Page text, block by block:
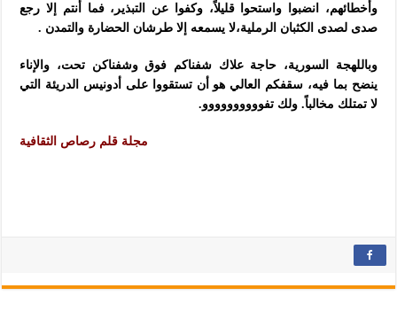
وأخطائهم، انضبوا واستحوا قليلاً، وكفوا عن التبذير، فما أنتم إلا رجع
صدى لصدى الكثبان الرملية،لا يسمعه إلا طرشان الحضارة والتمدن .
وباللهجة السورية، حاجة علاك شفناكم فوق وشفناكن تحت، والإناء
ينضح بما فيه، سقفكم العالي هو أن تستقووا على أدونيس الدريئة التي
لا تمتلك مخالباً. ولك تفوووووووووو.
مجلة قلم رصاص الثقافية